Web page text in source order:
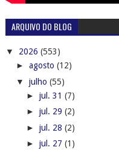
ARQUIVO DO BLOG
▼ 2026 (553)
► agosto (12)
▼ julho (55)
► jul. 31 (7)
► jul. 29 (2)
► jul. 28 (2)
► jul. 27 (1)